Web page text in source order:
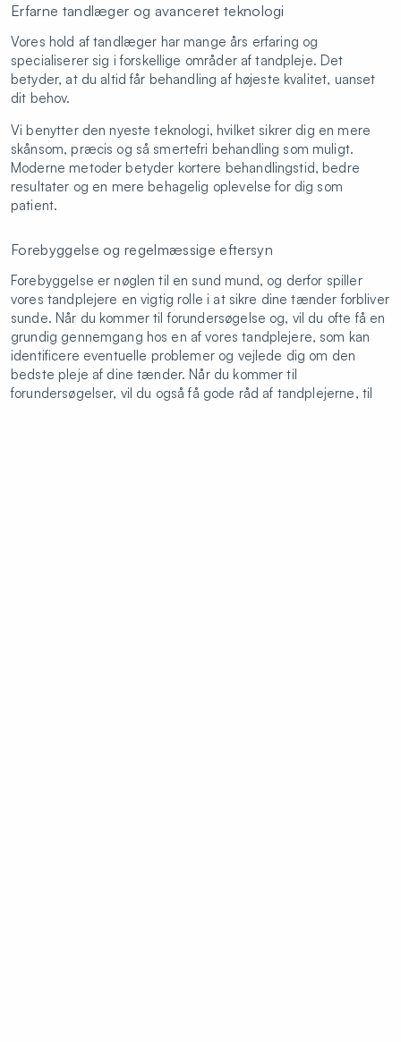
Bidskinne hård el. blød
Hjemmeblegning
4.095
Gebyr ved udeblivelse
Op til 30 minutter
311,27
30 - 44 minutter
898,87
45 - 60 minutter
1486,47
Erfarne tandlæger og avanceret teknologi
Vores hold af tandlæger har mange års erfaring og
specialiserer sig i forskellige områder af tandpleje. Det
betyder, at du altid får behandling af højeste kvalitet, uanset
dit behov.
Vi benytter den nyeste teknologi, hvilket sikrer dig en mere
skånsom, præcis og så smertefri behandling som muligt.
Moderne metoder betyder kortere behandlingstid, bedre
resultater og en mere behagelig oplevelse for dig som
patient.
Forebyggelse og regelmæssige eftersyn
Forebyggelse er nøglen til en sund mund, og derfor spiller
vores tandplejere en vigtig rolle i at sikre dine tænder forbliver
sunde. Når du kommer til forundersøgelse og, vil du ofte få en
grundig gennemgang hos en af vores tandplejere, som kan
identificere eventuelle problemer og vejlede dig om den
bedste pleje af dine tænder. Når du kommer til
forundersøgelser, vil du også få gode råd af tandplejerne, til